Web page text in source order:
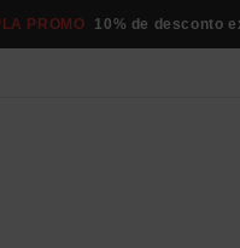
PROMO 10% de desconto